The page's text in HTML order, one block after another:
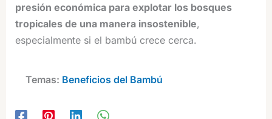
presión económica para explotar los bosques
tropicales de una manera insostenible,
especialmente si el bambú crece cerca.
Temas: Beneficios del Bambú